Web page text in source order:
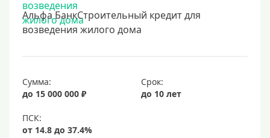
Альфа БанкСтроительный кредит для
возведения жилого дома
Сумма:
до 15 000 000 ₽
Срок:
до 10 лет